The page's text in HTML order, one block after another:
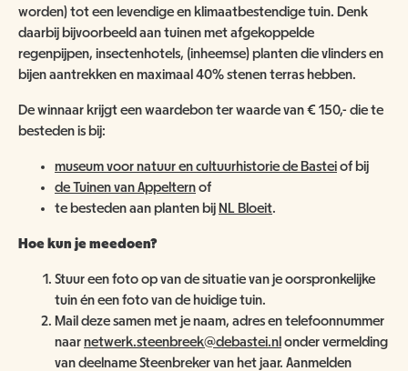
SCHOOLBEZOEK
HORECA
MUSEUMWINKEL
NU TE KOOP IN DE WINKEL
NIJMEEGSE VOGELMONUMENTJES
ZAALVERHUUR
HUISREGELS
KINDERFEESTJE
ANBI
COMITÉ VAN AANBEVELING
BESTUUR
ORGANOGRAM
VACATURES
GEEF EEN VRIENDSCHAP CADEAU!
SCHENKEN & NALATEN
COLLECTIE
OVER DE COLLECTIE
PUBLICATIES
BRUIKLENEN
ARCHITECTUUR
NIEUWSBRIEF
2000 JAAR GESCHIEDENIS AAN DE WAAL
CONTACT
NATUUR- & MILIEUORGANISATIES
NATUUR- & MILIEUORGANISATIES
NME NIEUWS & INSPIRATIE
SCHOLEN
worden) tot een levendige en klimaatbestendige tuin. Denk
daarbij bijvoorbeeld aan tuinen met afgekoppelde
regenpijpen, insectenhotels, (inheemse) planten die vlinders en
bijen aantrekken en maximaal 40% stenen terras hebben.
De winnaar krijgt een waardebon ter waarde van € 150,- die te
besteden is bij:
museum voor natuur en cultuurhistorie de Basteiof bij
de Tuinen van Appelternof
te besteden aan planten bij NL Bloeit.
Hoe kun je meedoen?
Stuur een foto op van de situatie van je oorspronkelijke
tuin én een foto van de huidige tuin.
Mail deze samen met je naam, adres en telefoonnummer
naarnetwerk.steenbreek@debastei.nl onder vermelding
van deelname Steenbreker van het jaar. Aanmelden